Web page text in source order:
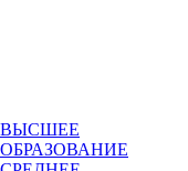
ВЫСШЕЕ
ОБРАЗОВАНИЕ